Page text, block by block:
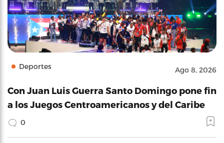
Deportes Ago 8, 2026
Con Juan Luis Guerra Santo Domingo pone fin
a los Juegos Centroamericanos y del Caribe
0